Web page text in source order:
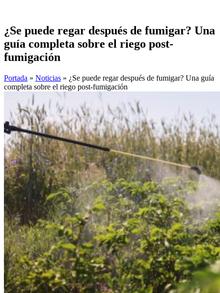
¿Se puede regar después de fumigar? Una
guía completa sobre el riego post-
fumigación
Portada » Noticias » ¿Se puede regar después de fumigar? Una guía
completa sobre el riego post-fumigación